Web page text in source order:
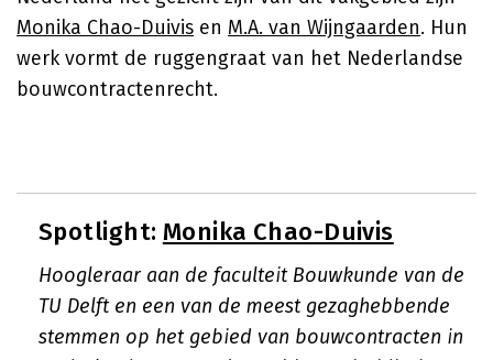
Monika Chao-Duivis en M.A. van Wijngaarden. Hun
werk vormt de ruggengraat van het Nederlandse
bouwcontractenrecht.
Spotlight: Monika Chao-Duivis
Hoogleraar aan de faculteit Bouwkunde van de
TU Delft en een van de meest gezaghebbende
stemmen op het gebied van bouwcontracten in